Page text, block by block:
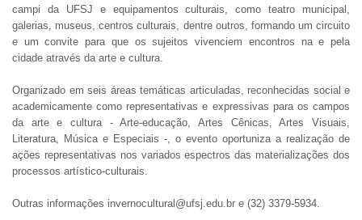
campi da UFSJ e equipamentos culturais, como teatro municipal,
galerias, museus, centros culturais, dentre outros, formando um circuito
e um convite para que os sujeitos vivenciem encontros na e pela
cidade através da arte e cultura.
Organizado em seis áreas temáticas articuladas, reconhecidas social e
academicamente como representativas e expressivas para os campos
da arte e cultura - Arte-educação, Artes Cênicas, Artes Visuais,
Literatura, Música e Especiais -, o evento oportuniza a realização de
ações representativas nos variados espectros das materializações dos
processos artístico-culturais.
Outras informações invernocultural@ufsj.edu.br e (32) 3379-5934.